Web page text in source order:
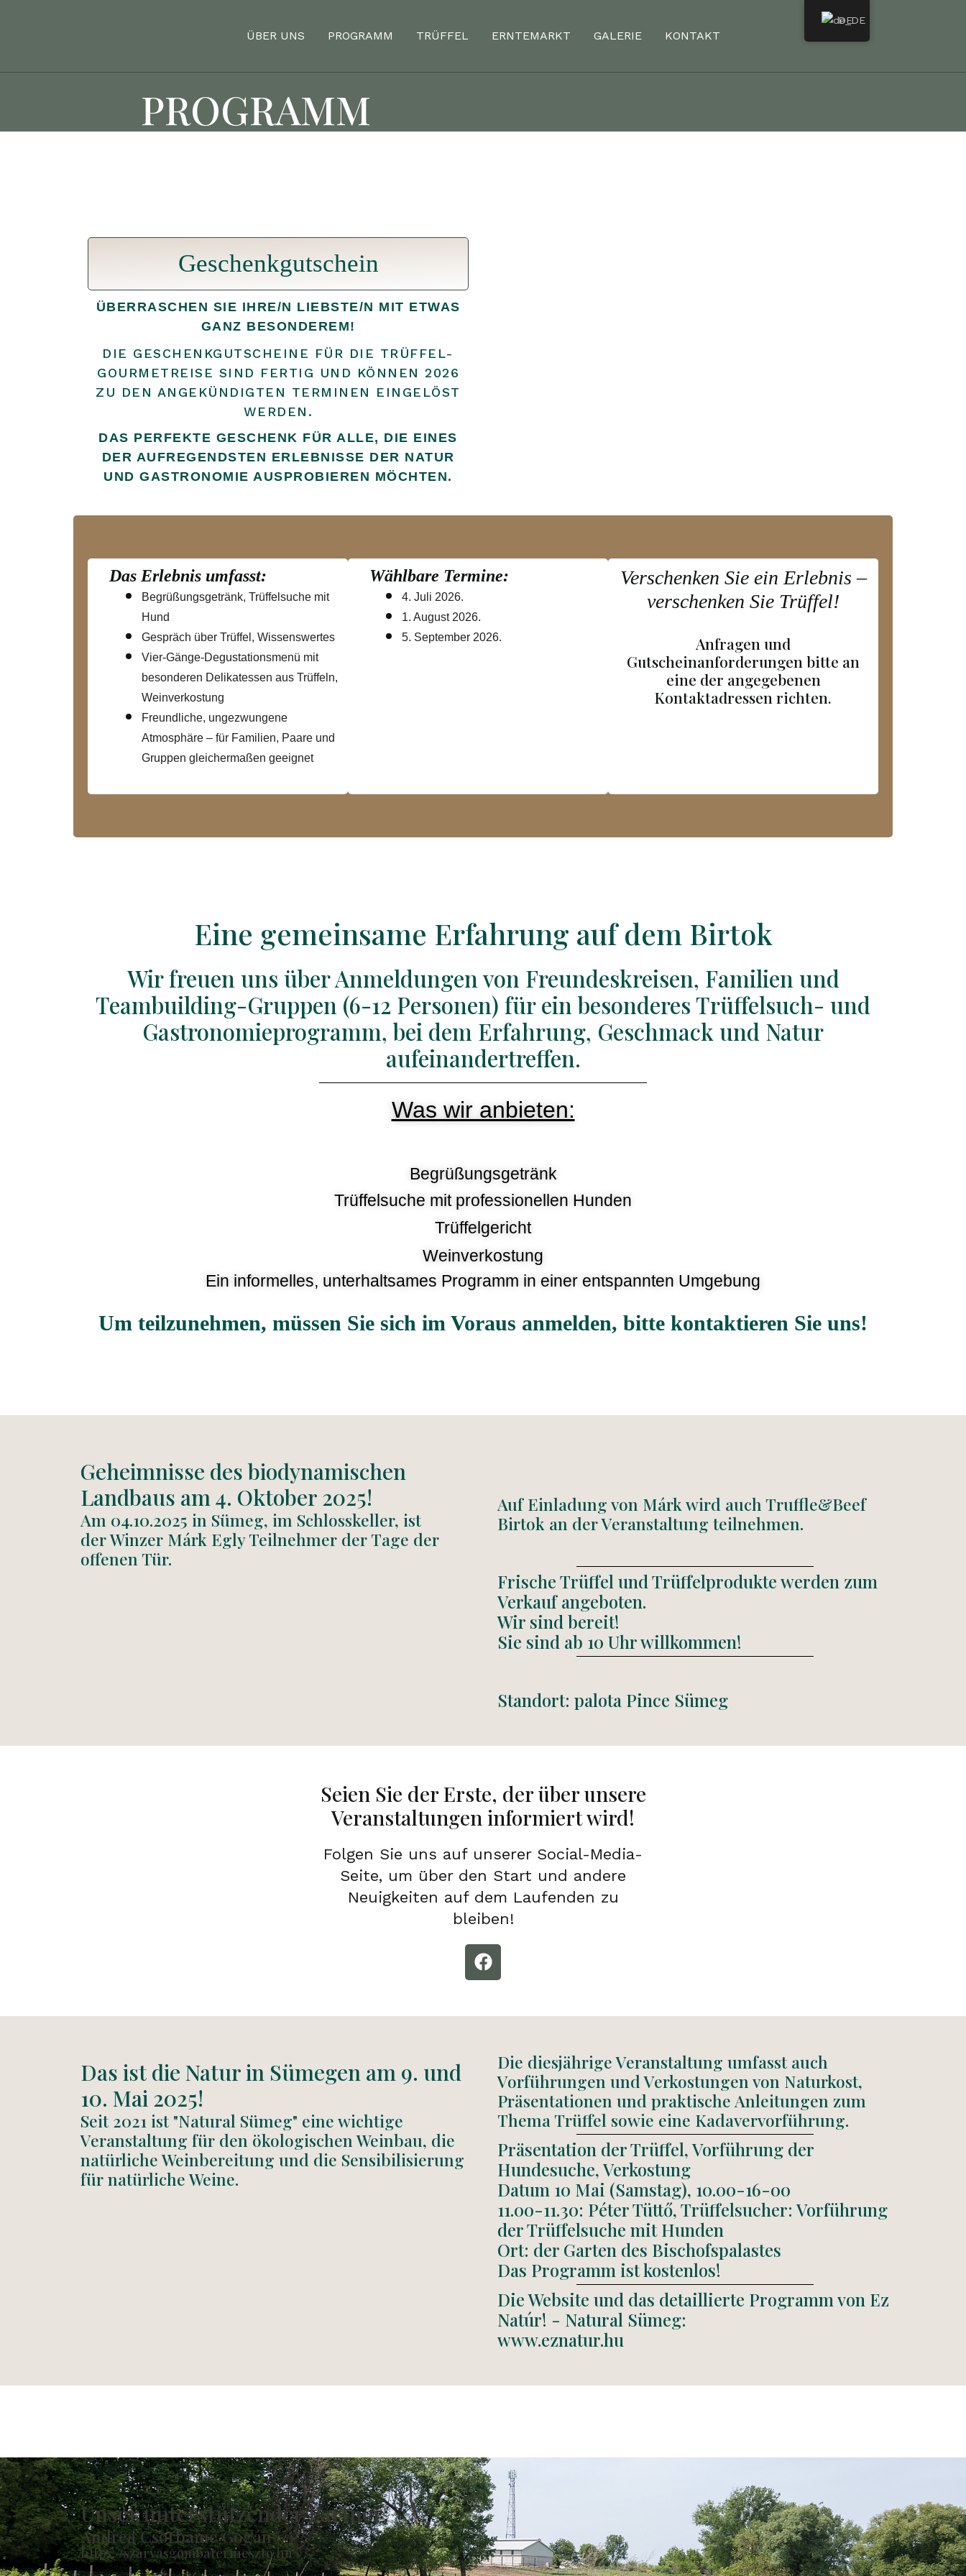
ÜBER UNS PROGRAMM TRÜFFEL ERNTEMARKT GALERIE KONTAKT
PROGRAMM
Geschenkgutschein
ÜBERRASCHEN SIE IHRE/N LIEBSTE/N MIT ETWAS
GANZ BESONDEREM!
DIE GESCHENKGUTSCHEINE FÜR DIE TRÜFFEL-
GOURMETREISE SIND FERTIG UND KÖNNEN 2026
ZU DEN ANGEKÜNDIGTEN TERMINEN EINGELÖST
WERDEN.
DAS PERFEKTE GESCHENK FÜR ALLE, DIE EINES
DER AUFREGENDSTEN ERLEBNISSE DER NATUR
UND GASTRONOMIE AUSPROBIEREN MÖCHTEN.
Das Erlebnis umfasst:
Begrüßungsgetränk, Trüffelsuche mit
Hund
Gespräch über Trüffel, Wissenswertes
Vier-Gänge-Degustationsmenü mit
besonderen Delikatessen aus Trüffeln,
Weinverkostung
Freundliche, ungezwungene
Atmosphäre – für Familien, Paare und
Gruppen gleichermaßen geeignet
Wählbare Termine:
4. Juli 2026.
1. August 2026.
5. September 2026.
Verschenken Sie ein Erlebnis –
verschenken Sie Trüffel!
Anfragen und
Gutscheinanforderungen bitte an
eine der angegebenen
Kontaktadressen richten.
Eine gemeinsame Erfahrung auf dem Birtok
Wir freuen uns über Anmeldungen von Freundeskreisen, Familien und
Teambuilding-Gruppen (6-12 Personen) für ein besonderes Trüffelsuch- und
Gastronomieprogramm, bei dem Erfahrung, Geschmack und Natur
aufeinandertreffen.
Was wir anbieten:
Begrüßungsgetränk
Trüffelsuche mit professionellen Hunden
Trüffelgericht
Weinverkostung
Ein informelles, unterhaltsames Programm in einer entspannten Umgebung
Um teilzunehmen, müssen Sie sich im Voraus anmelden, bitte kontaktieren Sie uns!
Geheimnisse des biodynamischen
Landbaus am 4. Oktober 2025!
Am 04.10.2025 in Sümeg, im Schlosskeller, ist
der Winzer Márk Egly Teilnehmer der Tage der
offenen Tür.
Auf Einladung von Márk wird auch Truffle&Beef
Birtok an der Veranstaltung teilnehmen.
Frische Trüffel und Trüffelprodukte werden zum
Verkauf angeboten.
Wir sind bereit!
Sie sind ab 10 Uhr willkommen!
Standort: palota Pince Sümeg
Seien Sie der Erste, der über unsere
Veranstaltungen informiert wird!
Folgen Sie uns auf unserer Social-Media-
Seite, um über den Start und andere
Neuigkeiten auf dem Laufenden zu
bleiben!
F
a
Das ist die Natur in Sümegen am 9. und
10. Mai 2025!
Seit 2021 ist "Natural Sümeg" eine wichtige
Veranstaltung für den ökologischen Weinbau, die
natürliche Weinbereitung und die Sensibilisierung
für natürliche Weine.
Die diesjährige Veranstaltung umfasst auch
Vorführungen und Verkostungen von Naturkost,
Präsentationen und praktische Anleitungen zum
Thema Trüffel sowie eine Kadavervorführung.
Präsentation der Trüffel, Vorführung der
Hundesuche, Verkostung
Datum 10 Mai (Samstag), 10.00-16-00
11.00-11.30: Péter Tüttő, Trüffelsucher: Vorführung
der Trüffelsuche mit Hunden
Ort: der Garten des Bischofspalastes
Das Programm ist kostenlos!
Die Website und das detaillierte Programm von Ez
Natúr! - Natural Sümeg:
www.eznatur.hu
Unser unterstützender Partner:
Andrea Csorbainé Gógán
https://szarvasgombatermeszto.hu/
DE